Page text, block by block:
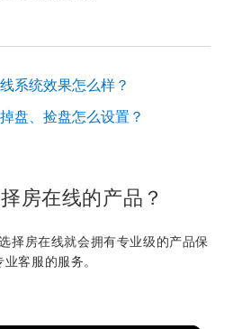
系统效果怎么样？
盘、捡盘怎么设置？
房在线的产品？
择房在线就会拥有专业级的产品保
客服的服务。